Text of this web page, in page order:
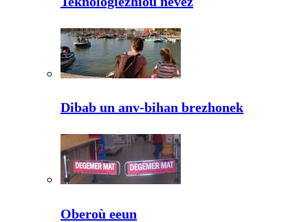
Dibab un anv-bihan brezhonek
Oberoù eeun